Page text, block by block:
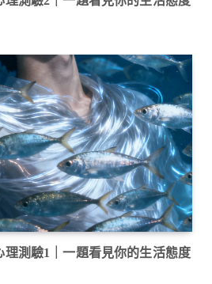
理測驗1｜一題看見你的生活態度